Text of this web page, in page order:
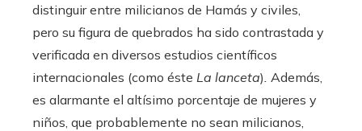
distinguir entre milicianos de Hamás y civiles,
pero su figura de quebrados ha sido contrastada y
verificada en diversos estudios científicos
internacionales (como éste La lanceta) Además,
es alarmante el altísimo porcentaje de mujeres y
niños, que probablemente no sean milicianos,